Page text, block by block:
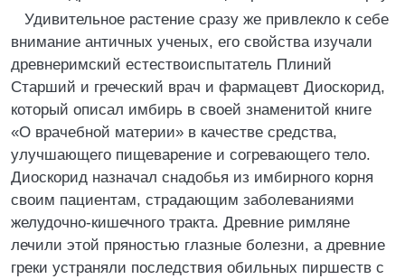
Удивительное растение сразу же привлекло к себе
внимание античных ученых, его свойства изучали
древнеримский естествоиспытатель Плиний
Старший и греческий врач и фармацевт Диоскорид,
который описал имбирь в своей знаменитой книге
«О врачебной материи» в качестве средства,
улучшающего пищеварение и согревающего тело.
Диоскорид назначал снадобья из имбирного корня
своим пациентам, страдающим заболеваниями
желудочно-кишечного тракта. Древние римляне
лечили этой пряностью глазные болезни, а древние
греки устраняли последствия обильных пиршеств с